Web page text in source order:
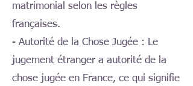
matrimonial selon les règles
françaises.
- Autorité de la Chose Jugée : Le
jugement étranger a autorité de la
chose jugée en France, ce qui signifie